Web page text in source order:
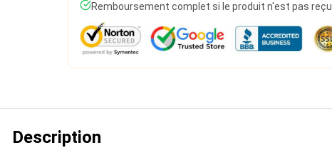
Remboursement complet si le produit n'est pas reçu
Description